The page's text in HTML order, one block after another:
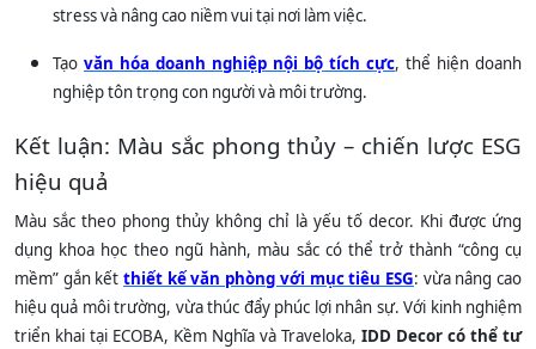
stress và nâng cao niềm vui tại nơi làm việc.
Tạo văn hóa doanh nghiệp nội bộ tích cực, thể hiện doanh
nghiệp tôn trọng con người và môi trường.
Kết luận: Màu sắc phong thủy – chiến lược ESG
hiệu quả
Màu sắc theo phong thủy không chỉ là yếu tố decor. Khi được ứng
dụng khoa học theo ngũ hành, màu sắc có thể trở thành “công cụ
mềm” gắn kếtthiết kế văn phòng với mục tiêu ESG: vừa nâng cao
hiệu quả môi trường, vừa thúc đẩy phúc lợi nhân sự. Với kinh nghiệm
triển khai tại ECOBA, Kềm Nghĩa và Traveloka, IDD Decor có thể tư